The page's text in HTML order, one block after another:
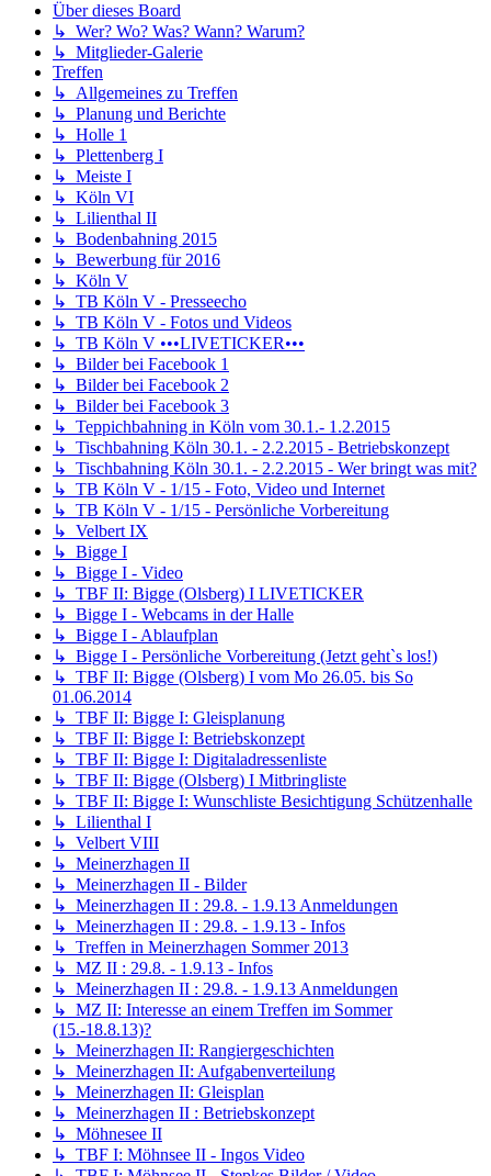
Über dieses Board
↳ Wer? Wo? Was? Wann? Warum?
↳ Mitglieder-Galerie
Treffen
↳ Allgemeines zu Treffen
↳ Planung und Berichte
↳ Holle 1
↳ Plettenberg I
↳ Meiste I
↳ Köln VI
↳ Lilienthal II
↳ Bodenbahning 2015
↳ Bewerbung für 2016
↳ Köln V
↳ TB Köln V - Presseecho
↳ TB Köln V - Fotos und Videos
↳ TB Köln V •••LIVETICKER•••
↳ Bilder bei Facebook 1
↳ Bilder bei Facebook 2
↳ Bilder bei Facebook 3
↳ Teppichbahning in Köln vom 30.1.- 1.2.2015
↳ Tischbahning Köln 30.1. - 2.2.2015 - Betriebskonzept
↳ Tischbahning Köln 30.1. - 2.2.2015 - Wer bringt was mit?
↳ TB Köln V - 1/15 - Foto, Video und Internet
↳ TB Köln V - 1/15 - Persönliche Vorbereitung
↳ Velbert IX
↳ Bigge I
↳ Bigge I - Video
↳ TBF II: Bigge (Olsberg) I LIVETICKER
↳ Bigge I - Webcams in der Halle
↳ Bigge I - Ablaufplan
↳ Bigge I - Persönliche Vorbereitung (Jetzt geht`s los!)
↳ TBF II: Bigge (Olsberg) I vom Mo 26.05. bis So
01.06.2014
↳ TBF II: Bigge I: Gleisplanung
↳ TBF II: Bigge I: Betriebskonzept
↳ TBF II: Bigge I: Digitaladressenliste
↳ TBF II: Bigge (Olsberg) I Mitbringliste
↳ TBF II: Bigge I: Wunschliste Besichtigung Schützenhalle
↳ Lilienthal I
↳ Velbert VIII
↳ Meinerzhagen II
↳ Meinerzhagen II - Bilder
↳ Meinerzhagen II : 29.8. - 1.9.13 Anmeldungen
↳ Meinerzhagen II : 29.8. - 1.9.13 - Infos
↳ Treffen in Meinerzhagen Sommer 2013
↳ MZ II : 29.8. - 1.9.13 - Infos
↳ Meinerzhagen II : 29.8. - 1.9.13 Anmeldungen
↳ MZ II: Interesse an einem Treffen im Sommer
(15.-18.8.13)?
↳ Meinerzhagen II: Rangiergeschichten
↳ Meinerzhagen II: Aufgabenverteilung
↳ Meinerzhagen II: Gleisplan
↳ Meinerzhagen II : Betriebskonzept
↳ Möhnesee II
↳ TBF I: Möhnsee II - Ingos Video